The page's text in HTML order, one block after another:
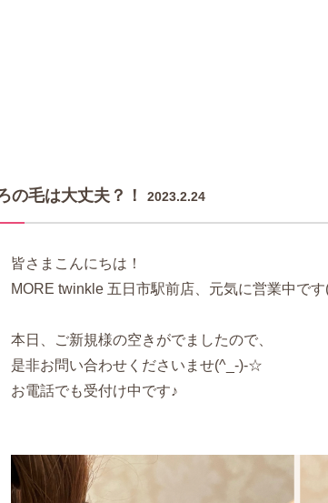
の毛は大丈夫？！ 2023.2.24
皆さまこんにちは！
MORE twinkle 五日市駅前店、元気に営業中で
本日、ご新規様の空きがでましたので、
是非お問い合わせくださいませ(^_-)-☆
お電話でも受付け中です♪